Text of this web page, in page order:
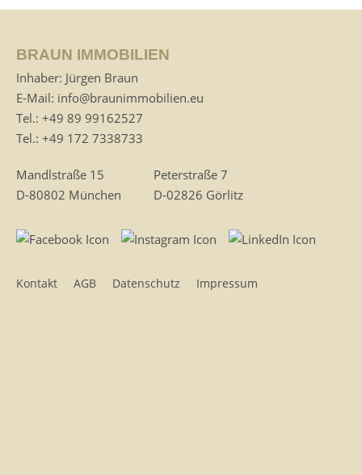
BRAUN IMMOBILIEN
Inhaber: Jürgen Braun
E-Mail: info@braunimmobilien.eu
Tel.: +49 89 99162527
Tel.: +49 172 7338733
Mandlstraße 15
D-80802 München
Peterstraße 7
D-02826 Görlitz
Kontakt AGB Datenschutz Impressum